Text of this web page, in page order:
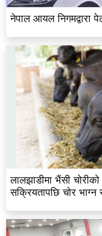
नेपाल आयल निगमद्वारा
लालझाडीमा भैंसी
सक्रियतापछि चोर